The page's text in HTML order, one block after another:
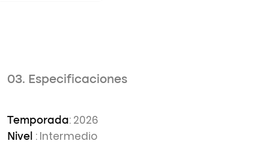
03. Especificaciones
Temporada: 2026
Nivel : Intermedio